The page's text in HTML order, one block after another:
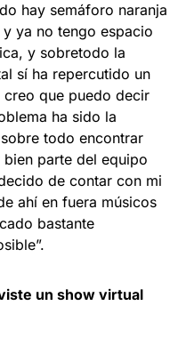
hay semáforo naranja
ya no tengo espacio
y sobretodo la
sí ha repercutido un
que puedo decir
ha sido la
todo encontrar
parte del equipo
de contar con mi
ahí en fuera músicos
bastante
un show virtual